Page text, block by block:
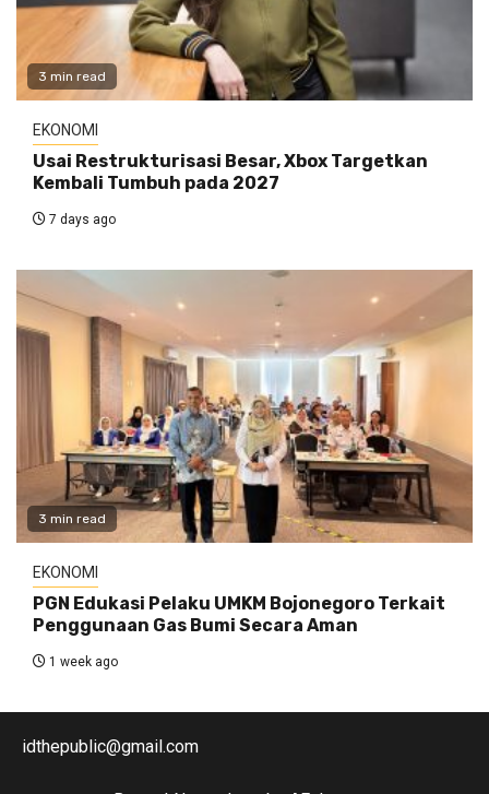
3 min read
EKONOMI
Usai Restrukturisasi Besar, Xbox Targetkan
Kembali Tumbuh pada 2027
7 days ago
3 min read
EKONOMI
PGN Edukasi Pelaku UMKM Bojonegoro Terkait
Penggunaan Gas Bumi Secara Aman
1 week ago
idthepublic@gmail.com